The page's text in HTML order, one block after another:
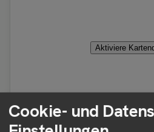
Aktiviere
Cookie- und